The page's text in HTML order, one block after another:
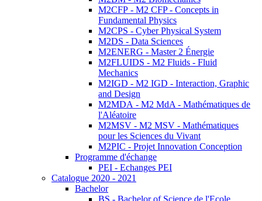
M2CFP - M2 CFP - Concepts in
Fundamental Physics
M2CPS - Cyber Physical System
M2DS - Data Sciences
M2ENERG - Master 2 Énergie
M2FLUIDS - M2 Fluids - Fluid
Mechanics
M2IGD - M2 IGD - Interaction, Graphic
and Design
M2MDA - M2 MdA - Mathématiques de
l'Aléatoire
M2MSV - M2 MSV - Mathématiques
pour les Sciences du Vivant
M2PIC - Projet Innovation Conception
Programme d'échange
PEI - Echanges PEI
Catalogue 2020 - 2021
Bachelor
BS - Bachelor of Science de l'Ecole